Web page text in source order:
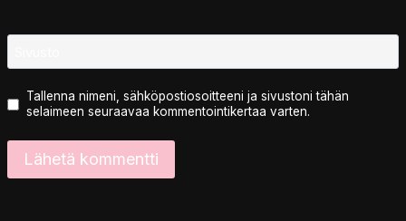
Tallenna nimeni, sähköpostiosoitteeni ja sivustoni tähän
selaimeen seuraavaa kommentointikertaa varten.